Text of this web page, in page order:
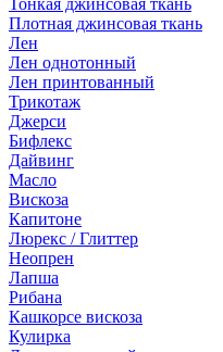
Тонкая джинсовая ткань
Плотная джинсовая ткань
Лен
Лен однотонный
Лен принтованный
Трикотаж
Джерси
Бифлекс
Дайвинг
Масло
Вискоза
Капитоне
Люрекс / Глиттер
Неопрен
Лапша
Рибана
Кашкорсе вискоза
Кулирка